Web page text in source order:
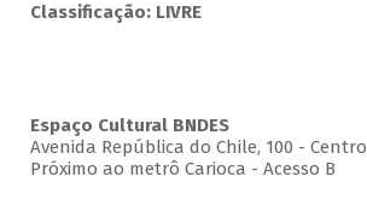
Classificação: LIVRE
Espaço Cultural BNDES
Avenida República do Chile, 100 - Centro
Próximo ao metrô Carioca - Acesso B